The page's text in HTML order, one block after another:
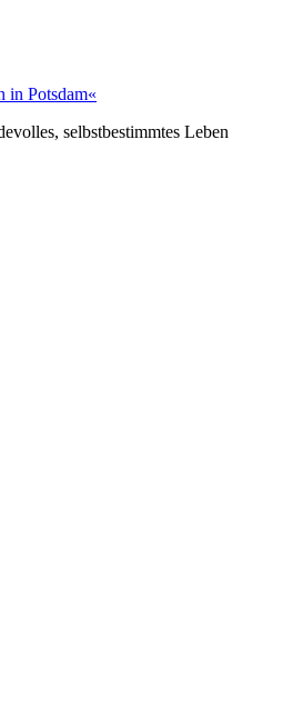
in Pots­dam«
selbst­bestimmtes Leben